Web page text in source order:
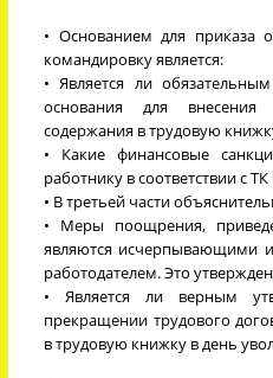
• Основанием для приказа
командировку является:
• Является ли
основания для внесения
содержания в трудовую
• Какие финансовые
работнику в соответствии с
• В третьей части
• Меры поощрения,
являются исчерпывающими
работодателем. Это
• Является ли верным
прекращении трудового
в трудовую книжку в день